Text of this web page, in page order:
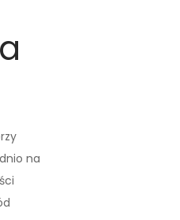
na